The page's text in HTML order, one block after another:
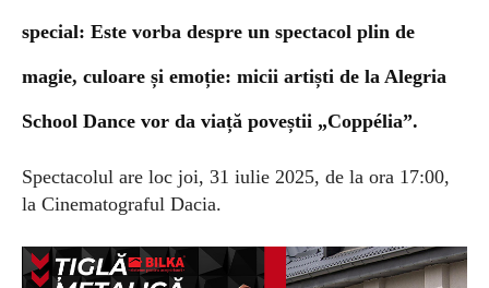
special: Este vorba despre un spectacol plin de
magie, culoare și emoție: micii artiști de la Alegria
School Dance vor da viață poveștii „Coppélia”.
Spectacolul are loc joi, 31 iulie 2025, de la ora 17:00,
la Cinematograful Dacia.